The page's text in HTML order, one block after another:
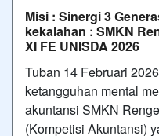
Misi : Sinergi 3
kekalahan : SMKN
XI FE UNISDA 2026
Tuban 14 Februari
ketangguhan mental
akuntansi SMKN
(Kompetisi Akuntansi)